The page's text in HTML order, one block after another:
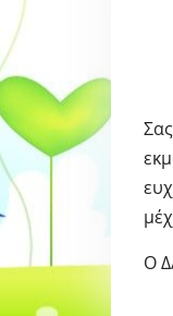
Ο